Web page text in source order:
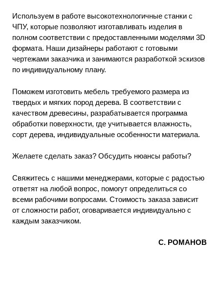
Используем в работе высокотехнологичные станки с
ЧПУ, которые позволяют изготавливать изделия в
полном соответствии с предоставленными моделями 3D
формата. Наши дизайнеры работают с готовыми
чертежами заказчика и занимаются разработкой эскизов
по индивидуальному плану.
Поможем изготовить мебель требуемого размера из
твердых и мягких пород дерева. В соответствии с
качеством древесины, разрабатывается программа
обработки поверхности, где учитывается влажность,
сорт дерева, индивидуальные особенности материала.
Желаете сделать заказ? Обсудить нюансы работы?
Свяжитесь с нашими менеджерами, которые с радостью
ответят на любой вопрос, помогут определиться со
всеми рабочими вопросами. Стоимость заказа зависит
от сложности работ, оговаривается индивидуально с
каждым заказчиком.
С. РОМАНОВ